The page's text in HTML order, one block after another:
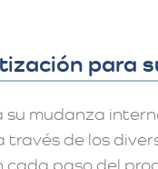
para
mudanza
de los